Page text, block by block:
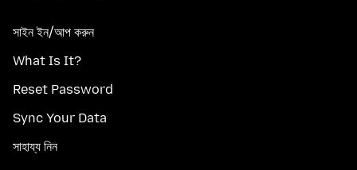
সাইন ইন/আপ করুন
What Is It?
Reset Password
Sync Your Data
সাহায্য নিন